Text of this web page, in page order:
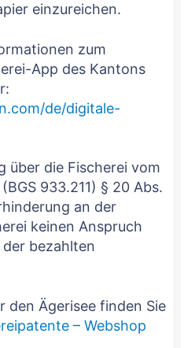
einzureichen.
zum
App des Kantons
de/digitale-
über die Fischerei vom
933.211) § 20 Abs.
an der
keinen Anspruch
bezahlten
den Ägerisee finden Sie
– Webshop